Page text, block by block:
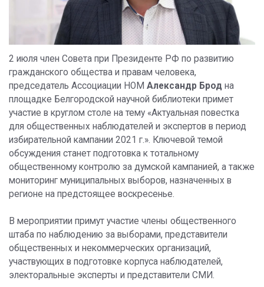
2 июля член Совета при Президенте РФ по развитию
гражданского общества и правам человека,
председатель Ассоциации НОМ Александр Брод на
площадке Белгородской научной библиотеки примет
участие в круглом столе на тему «Актуальная повестка
для общественных наблюдателей и экспертов в период
избирательной кампании 2021 г.». Ключевой темой
обсуждения станет подготовка к тотальному
общественному контролю за думской кампанией, а также
мониторинг муниципальных выборов, назначенных в
регионе на предстоящее воскресенье.
В мероприятии примут участие члены общественного
штаба по наблюдению за выборами, представители
общественных и некоммерческих организаций,
участвующих в подготовке корпуса наблюдателей,
электоральные эксперты и представители СМИ.